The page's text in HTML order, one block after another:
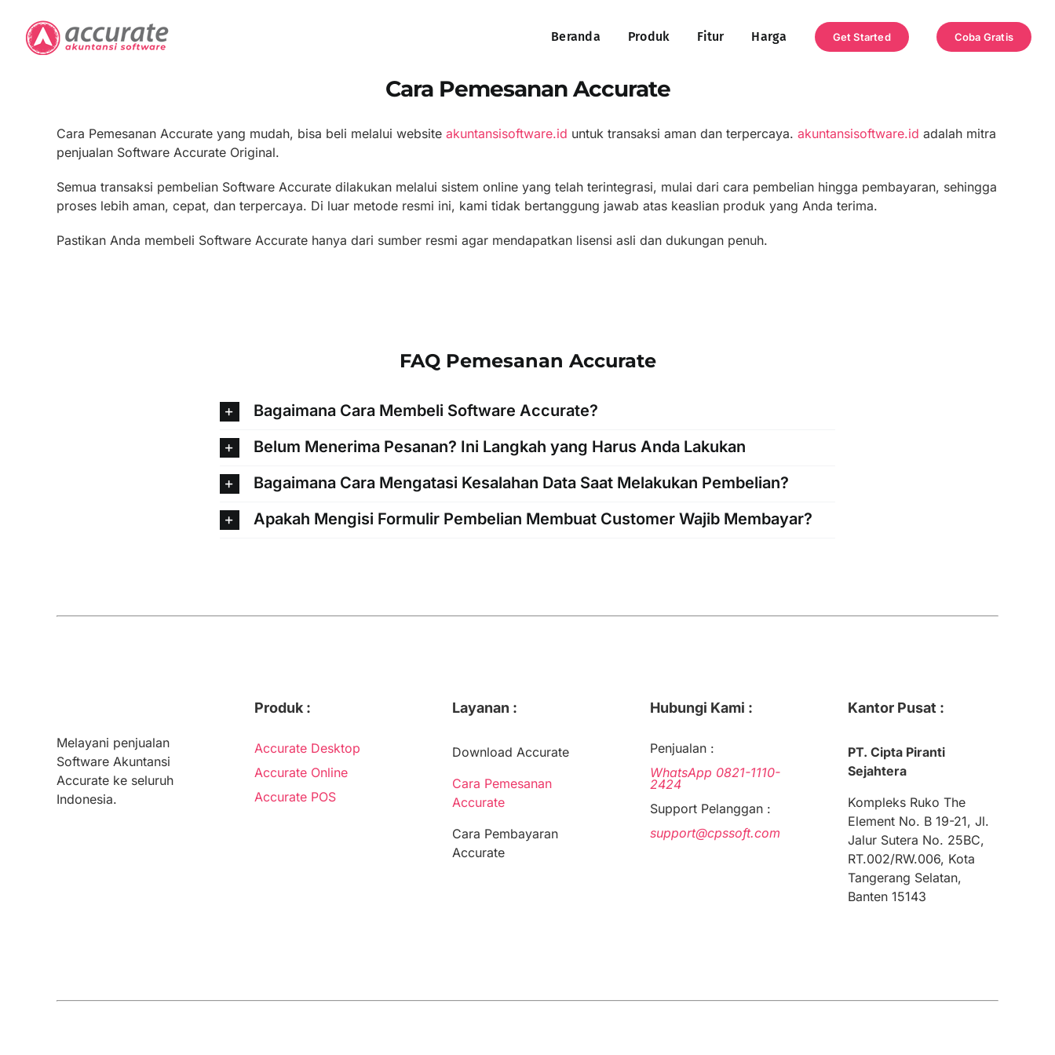
content
Beranda Produk Fitur Harga Get Started Coba Gratis
Cara Pemesanan Accurate
Cara Pemesanan Accurate yang mudah, bisa beli melalui website akuntansisoftware.id untuk transaksi aman dan terpercaya. akuntansisoftware.id adalah mitra
penjualan Software Accurate Original.
Semua transaksi pembelian Software Accurate dilakukan melalui sistem online yang telah terintegrasi, mulai dari cara pembelian hingga pembayaran, sehingga
proses lebih aman, cepat, dan terpercaya. Di luar metode resmi ini, kami tidak bertanggung jawab atas keaslian produk yang Anda terima.
Pastikan Anda membeli Software Accurate hanya dari sumber resmi agar mendapatkan lisensi asli dan dukungan penuh.
FAQ Pemesanan Accurate
Bagaimana Cara Membeli Software Accurate?
Belum Menerima Pesanan? Ini Langkah yang Harus Anda Lakukan
Bagaimana Cara Mengatasi Kesalahan Data Saat Melakukan Pembelian?
Apakah Mengisi Formulir Pembelian Membuat Customer Wajib Membayar?
Melayani penjualan
Software Akuntansi
Accurate ke seluruh
Indonesia.
Produk :
Accurate Desktop
Accurate Online
Accurate POS
Layanan :
Download Accurate
Cara Pemesanan
Accurate
Cara Pembayaran
Accurate
Hubungi Kami :
Penjualan :
WhatsApp 0821-1110-
2424
Support Pelanggan :
support@cpssoft.com
Kantor Pusat :
PT. Cipta Piranti
Sejahtera
Kompleks Ruko The
Element No. B 19-21, Jl.
Jalur Sutera No. 25BC,
RT.002/RW.006, Kota
Tangerang Selatan,
Banten 15143